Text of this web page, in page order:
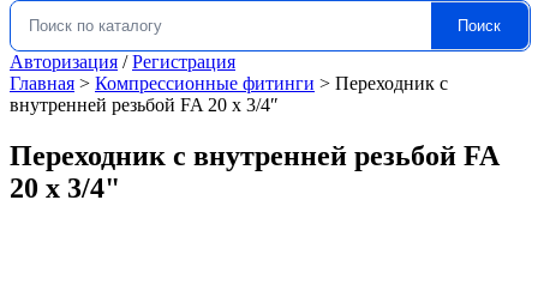
Искать: Поиск
Авторизация /Регистрация
Главная > Компрессионные фитинги > Переходник с
внутренней резьбой FA 20 x 3/4″
Переходник с внутренней резьбой FA
20 x 3/4"